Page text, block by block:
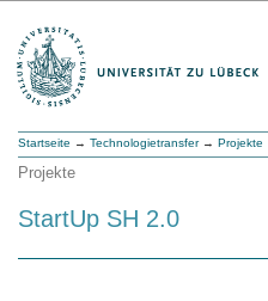
Startseite → Technologietransfer→ Projekte
Projekte
StartUp SH 2.0